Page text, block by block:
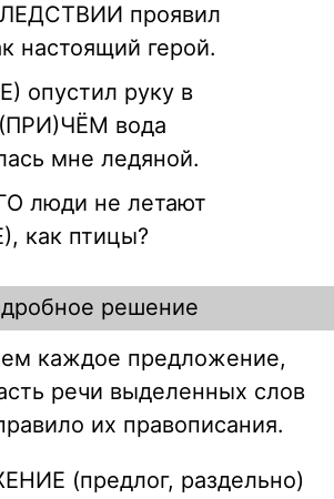
проявил
настоящий герой.
опустил руку в
вода
мне ледяной.
люди не летают
как птицы?
решение
каждое предложение,
речи выделенных слов
их правописания.
(предлог, раздельно)